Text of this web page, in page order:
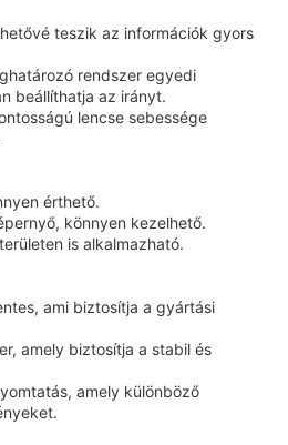
teszik az információk gyors
rendszer egyedi
beállíthatja az irányt.
lencse sebessége
érthető.
könnyen kezelhető.
is alkalmazható.
ami biztosítja a gyártási
amely biztosítja a stabil és
amely különböző